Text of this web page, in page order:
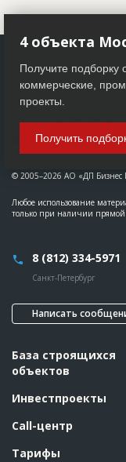
© 2005–2026 АО «ДП Бизнес
Любое использование
только при наличии прямой
8 (812) 334-5971
Санкт-Петербург
Написать
База строящихся
объектов
Инвестпроекты
Call-центр
Тарифы
4 объекта
Получите подборку
коммерческие,
проекты.
Получить